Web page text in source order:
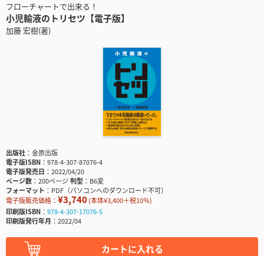
フローチャートで出来る！
小児輸液のトリセツ【電子版】
加藤 宏樹(著)
出版社
金原出版
電子版ISBN
978-4-307-87076-4
電子版発売日
2022/04/20
ページ数
200ページ判型
B6変
フォーマット
PDF（パソコンへのダウンロード不可）
電子版販売価格： ¥3,740(本体¥3,400＋税10％)
印刷版ISBN
978-4-307-17076-5
印刷版発行年月
2022/04
カートに入れる